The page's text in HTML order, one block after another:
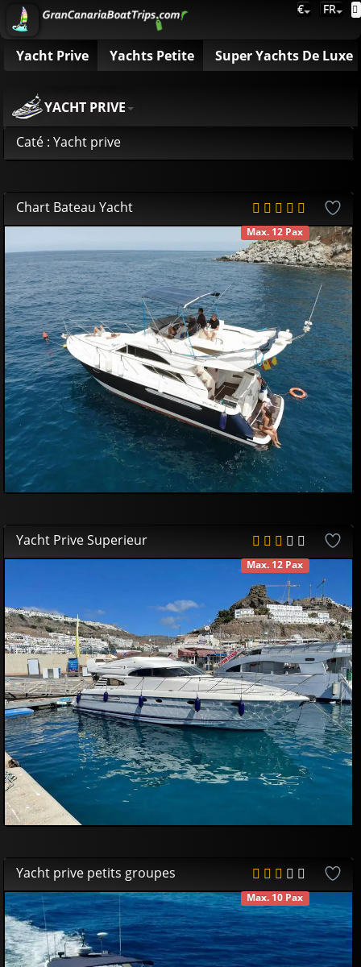
€ FR
Yacht Prive Yachts Petite Super Yachts De Luxe
YACHT PRIVE
Caté : Yacht prive
Chart Bateau Yacht
Max. 12 Pax
€58000
DISPONIBLE
Yacht Prive Superieur
Max. 12 Pax
€55000
Yacht prive petits groupes
Max. 10 Pax
DISPONIBLE